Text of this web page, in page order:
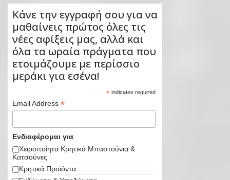
Κάνε την εγγραφή σου για να
μαθαίνεις πρώτος όλες τις
νέες αφίξεις μας, αλλά και
όλα τα ωραία πράγματα που
ετοιμάζουμε με περίσσιο
μεράκι για εσένα!
* indicates required
Email Address *
Ενδιαφέρομαι για
Χειροποίητα Κρητικά Μπαστούνια &
Κατσούνες
Κρητικά Προϊόντα